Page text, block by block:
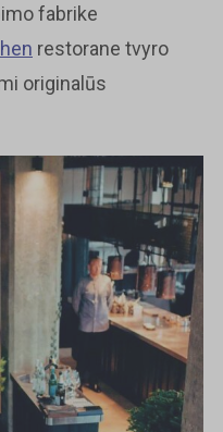
fabrike
restorane tvyro
originalūs